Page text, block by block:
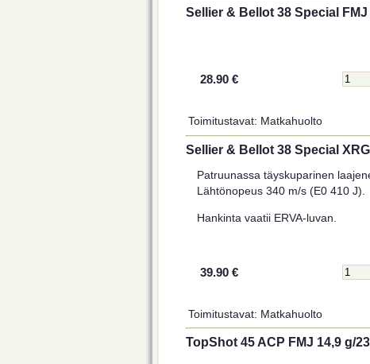
Sellier & Bellot 38 Special
28.90 €
Toimitustavat: Matkahuolto
Sellier & Bellot 38 Special
Patruunassa täyskuparinen
Lähtönopeus 340 m/s (E0 410 J).
Hankinta vaatii ERVA-luvan.
39.90 €
Toimitustavat: Matkahuolto
TopShot 45 ACP FMJ 14,9 g/